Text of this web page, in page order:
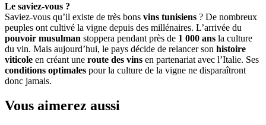
Le saviez-vous ?
Saviez-vous qu’il existe de très bons vins tunisiens ? De nombreux
peuples ont cultivé la vigne depuis des millénaires. L’arrivée du
pouvoir musulman stoppera pendant près de 1 000 ans la culture
du vin. Mais aujourd’hui, le pays décide de relancer son histoire
viticole en créant une route des vins en partenariat avec l’Italie. Ses
conditions optimales pour la culture de la vigne ne disparaîtront
donc jamais.
Vous aimerez aussi